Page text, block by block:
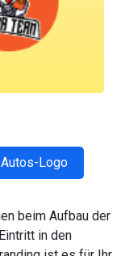
Autos-Logo
beim Aufbau der
in den